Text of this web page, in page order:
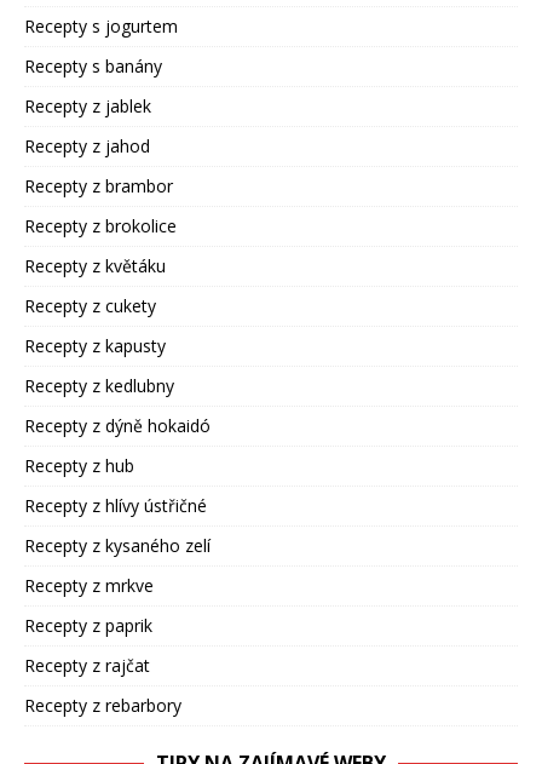
Recepty s jogurtem
Recepty s banány
Recepty z jablek
Recepty z jahod
Recepty z brambor
Recepty z brokolice
Recepty z květáku
Recepty z cukety
Recepty z kapusty
Recepty z kedlubny
Recepty z dýně hokaidó
Recepty z hub
Recepty z hlívy ústřičné
Recepty z kysaného zelí
Recepty z mrkve
Recepty z paprik
Recepty z rajčat
Recepty z rebarbory